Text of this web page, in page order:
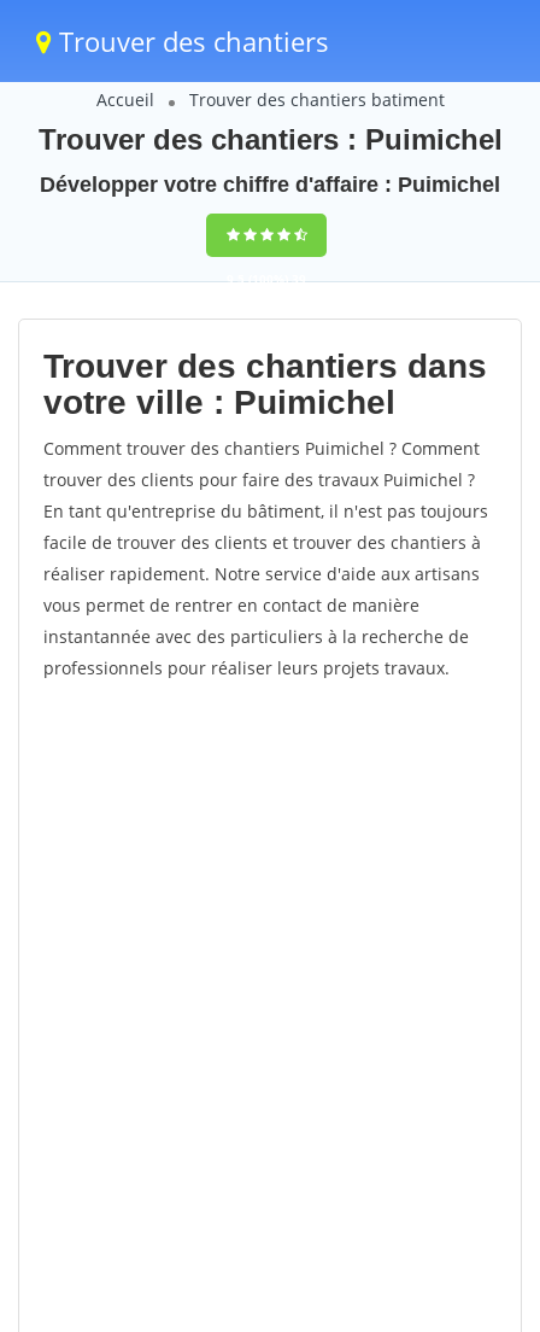
Trouver des chantiers
Accueil Trouver des chantiers batiment
Trouver des chantiers : Puimichel
Développer votre chiffre d'affaire : Puimichel
9,5(100%)39
votes
Trouver des chantiers dans
votre ville : Puimichel
Comment trouver des chantiers Puimichel ? Comment
trouver des clients pour faire des travaux Puimichel ?
En tant qu'entreprise du bâtiment, il n'est pas toujours
facile de trouver des clients et trouver des chantiers à
réaliser rapidement. Notre service d'aide aux artisans
vous permet de rentrer en contact de manière
instantannée avec des particuliers à la recherche de
professionnels pour réaliser leurs projets travaux.